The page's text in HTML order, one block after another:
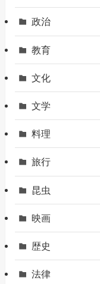
政治
教育
文化
文学
料理
旅行
昆虫
映画
歴史
法律